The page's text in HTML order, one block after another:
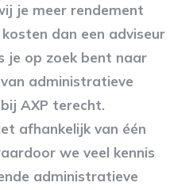
je meer rendement
dan een adviseur
je op zoek bent naar
administratieve
AXP terecht.
afhankelijk van één
we veel kennis
administratieve